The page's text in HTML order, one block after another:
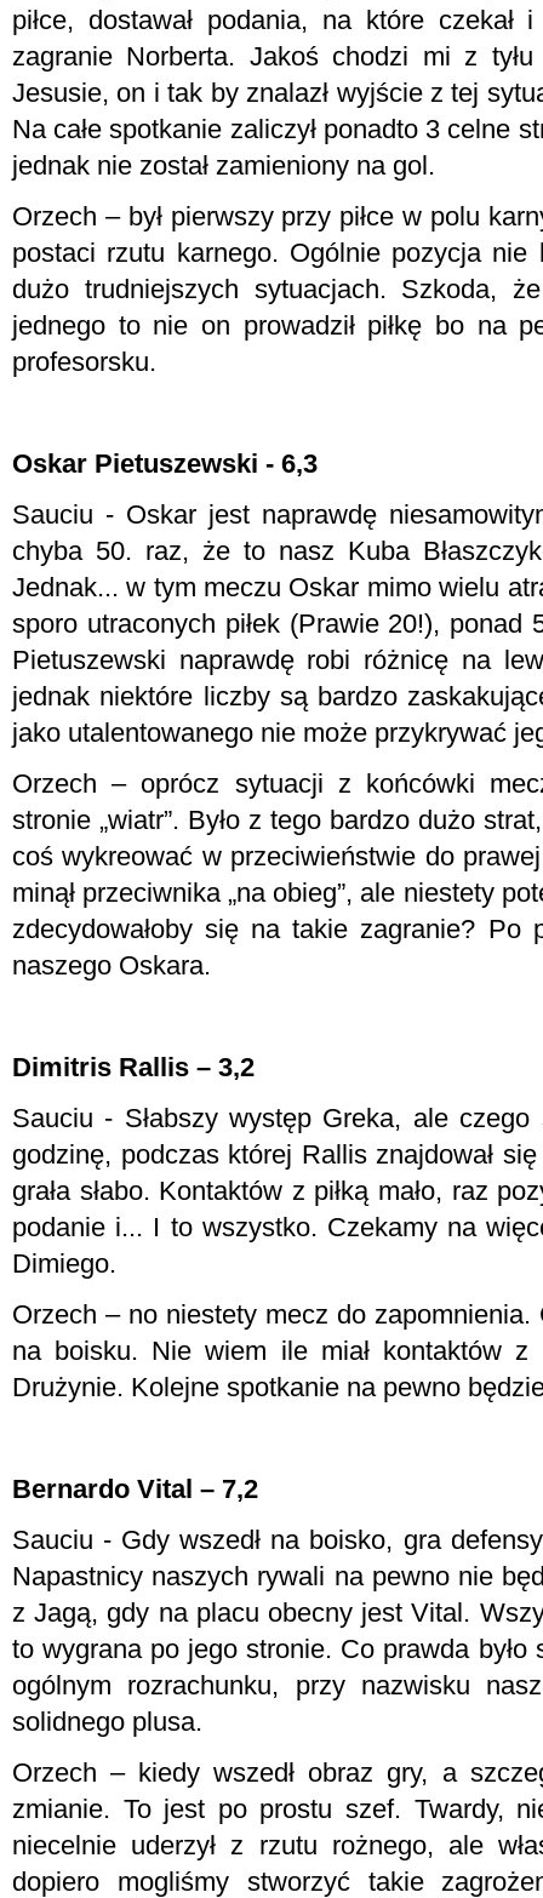
piłce, dostawał podania, na które
zagranie Norberta. Jakoś chodzi mi z
Jesusie, on i tak by znalazł wyjście z tej
Na całe spotkanie zaliczył ponadto 3 celne
jednak nie został zamieniony na gol.
Orzech – był pierwszy przy piłce w polu
postaci rzutu karnego. Ogólnie pozycja nie
dużo trudniejszych sytuacjach. Szkoda,
jednego to nie on prowadził piłkę bo na
profesorsku.
Oskar Pietuszewski - 6,3
Sauciu - Oskar jest naprawdę
chyba 50. raz, że to nasz Kuba
Jednak... w tym meczu Oskar mimo wielu
sporo utraconych piłek (Prawie 20!), ponad
Pietuszewski naprawdę robi różnicę na
jednak niektóre liczby są bardzo
jako utalentowanego nie może przykrywać
Orzech – oprócz sytuacji z końcówki
stronie „wiatr”. Było z tego bardzo dużo
coś wykreować w przeciwieństwie do
minął przeciwnika „na obieg”, ale niestety
zdecydowałoby się na takie zagranie? Po
naszego Oskara.
Dimitris Rallis – 3,2
Sauciu - Słabszy występ Greka, ale
godzinę, podczas której Rallis znajdował
grała słabo. Kontaktów z piłką mało, raz
podanie i... I to wszystko. Czekamy na
Dimiego.
Orzech – no niestety mecz do zapomnienia.
na boisku. Nie wiem ile miał kontaktów z
Drużynie. Kolejne spotkanie na pewno
Bernardo Vital – 7,2
Sauciu - Gdy wszedł na boisko, gra
Napastnicy naszych rywali na pewno nie
z Jagą, gdy na placu obecny jest Vital.
to wygrana po jego stronie. Co prawda
ogólnym rozrachunku, przy nazwisku
solidnego plusa.
Orzech – kiedy wszedł obraz gry, a
zmianie. To jest po prostu szef. Twardy,
niecelnie uderzył z rzutu rożnego, ale
dopiero mogliśmy stworzyć takie